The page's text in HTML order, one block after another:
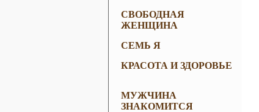
СВОБОДНАЯ
ЖЕНЩИНА
СЕМЬ Я
КРАСОТА И ЗДОРОВЬЕ
МУЖЧИНА
ЗНАКОМИТСЯ